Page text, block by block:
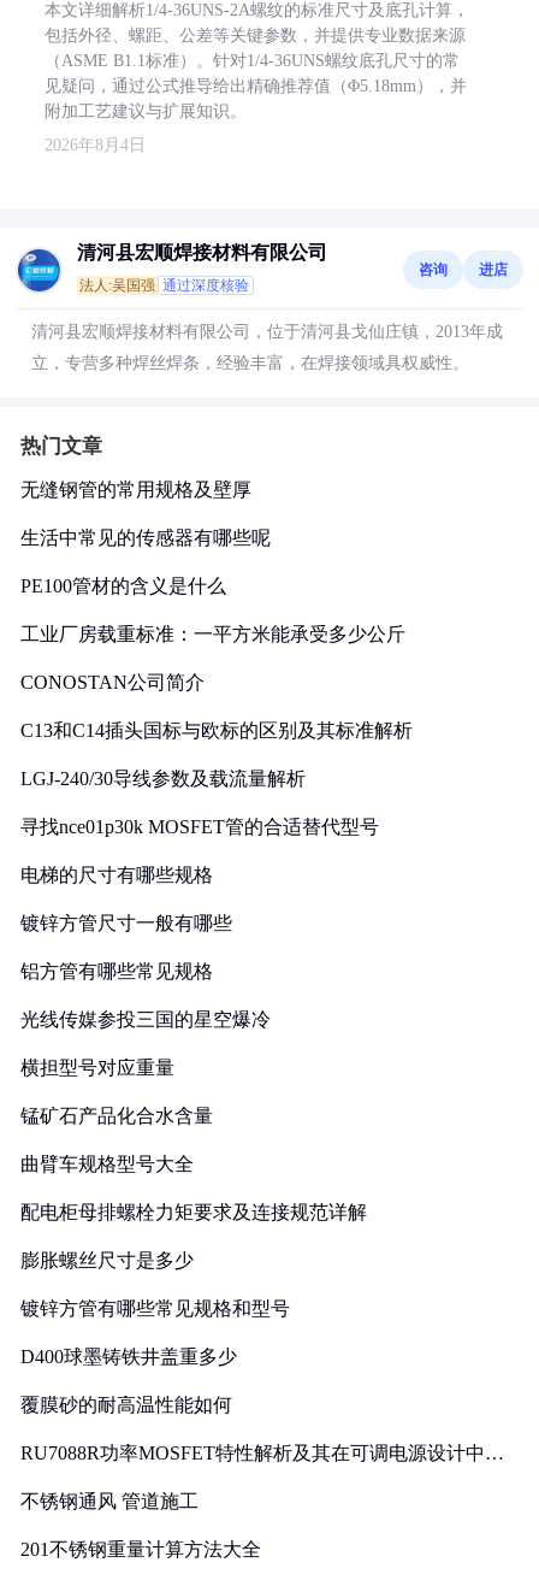
本文详细解析1/4-36UNS-2A螺纹的标准尺寸及底孔计算，
包括外径、螺距、公差等关键参数，并提供专业数据来源
（ASME B1.1标准）。针对1/4-36UNS螺纹底孔尺寸的常
见疑问，通过公式推导给出精确推荐值（Φ5.18mm），并
附加工艺建议与扩展知识。
2026年8月4日
清河县宏顺焊接材料有限公司
法人:吴国强 通过深度核验
咨询 进店
清河县宏顺焊接材料有限公司，位于清河县戈仙庄镇，2013年成
立，专营多种焊丝焊条，经验丰富，在焊接领域具权威性。
热门文章
无缝钢管的常用规格及壁厚
生活中常见的传感器有哪些呢
PE100管材的含义是什么
工业厂房载重标准：一平方米能承受多少公斤
CONOSTAN公司简介
C13和C14插头国标与欧标的区别及其标准解析
LGJ-240/30导线参数及载流量解析
寻找nce01p30k MOSFET管的合适替代型号
电梯的尺寸有哪些规格
镀锌方管尺寸一般有哪些
铝方管有哪些常见规格
光线传媒参投三国的星空爆冷
横担型号对应重量
锰矿石产品化合水含量
曲臂车规格型号大全
配电柜母排螺栓力矩要求及连接规范详解
膨胀螺丝尺寸是多少
镀锌方管有哪些常见规格和型号
D400球墨铸铁井盖重多少
覆膜砂的耐高温性能如何
RU7088R功率MOSFET特性解析及其在可调电源设计中的
不锈钢通风 管道施工
201不锈钢重量计算方法大全